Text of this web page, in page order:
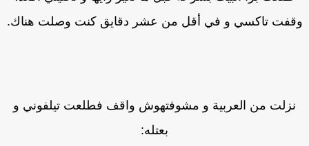
تاكسي و في أقل من عشر دقايق كنت وصلت هناك.
نزلت من العربية و مشوفتهوش واقف فطلعت تيلفوني و
بعتله: